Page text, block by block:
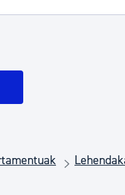
Gune publikoa,
Euskara